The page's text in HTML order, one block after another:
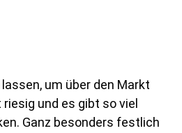
um über den Markt
und es gibt so viel
Ganz besonders festlich